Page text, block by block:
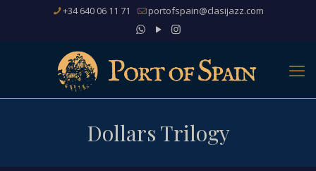
+34 640 06 11 71 portofspain@clasijazz.com
Dollars Trilogy